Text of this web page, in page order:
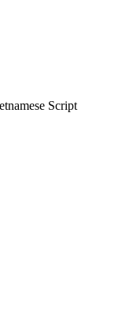
Script